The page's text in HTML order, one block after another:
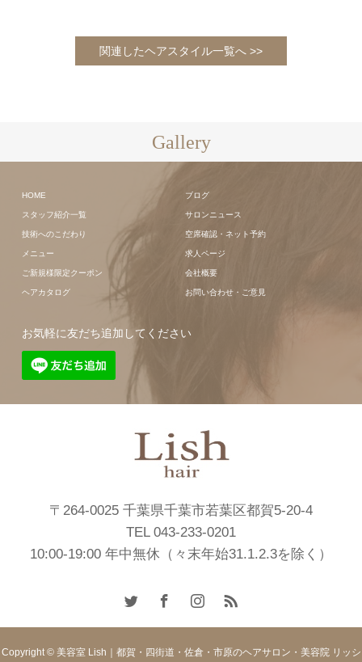
関連したヘアスタイル一覧へ >>
Gallery
HOME
スタッフ紹介一覧
技術へのこだわり
メニュー
ご新規様限定クーポン
ヘアカタログ
ブログ
サロンニュース
空席確認・ネット予約
求人ページ
会社概要
お問い合わせ・ご意見
お気軽に友だち追加してください
〒264-0025 千葉県千葉市若葉区都賀5-20-4
TEL 043-233-0201
10:00-19:00 年中無休（々末年始31.1.2.3を除く）
Copyright © 美容室 Lish｜都賀・四街道・佐倉・市原のヘアサロン・美容院 リッシ